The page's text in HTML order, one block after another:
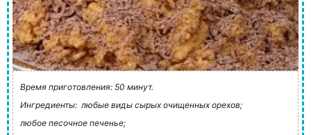
Время приготовления: 50 минут.
Ингредиенты: любые виды сырых очищенных орехов;
любое песочное печенье;